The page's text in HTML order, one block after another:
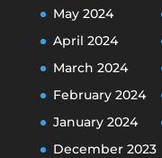
May 2024
April 2024
March 2024
February 2024
January 2024
December 2023